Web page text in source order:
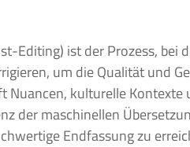
Editing) ist der Prozess, bei
um die Qualität und
Nuancen, kulturelle
der maschinellen
Endfassung zu